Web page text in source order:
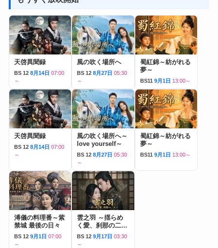
天啓異聞録
BS 12 8月14日 07:00
～
風の吹く場所へ
BS 12 8月27日 05:30
～
蜀紅錦～紡がれる
夢～
BS11 9月1日 13:00～
天啓異聞録
BS 12 8月14日 07:00
～
風の吹く場所へ～
love yourself～
BS 12 8月27日 05:30
～
蜀紅錦～紡がれる
夢～
BS11 9月1日 13:00～
溥儀の料理番～紫
禁城 最後の日々
BS 12 9月1日 07:00
～
雲之羽 ～揺らめ
く愛、刹那の二人
～
BS 12 9月17日 03:30
～